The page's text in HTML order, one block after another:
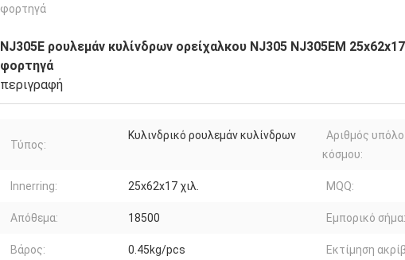
φορτηγά
NJ305E ρουλεμάν κυλίνδρων ορείχαλκου NJ305 NJ305EM
φορτηγά
περιγραφή
Τύπος:
Κυλινδρικό ρουλεμάν κυλίνδρων
Αριθμός
κόσμου:
Innerring: 25x62x17 χιλ. MQQ:
Απόθεμα: 18500 Εμπορικό σήμα:
Βάρος: 0.45kg/pcs Εκτίμηση